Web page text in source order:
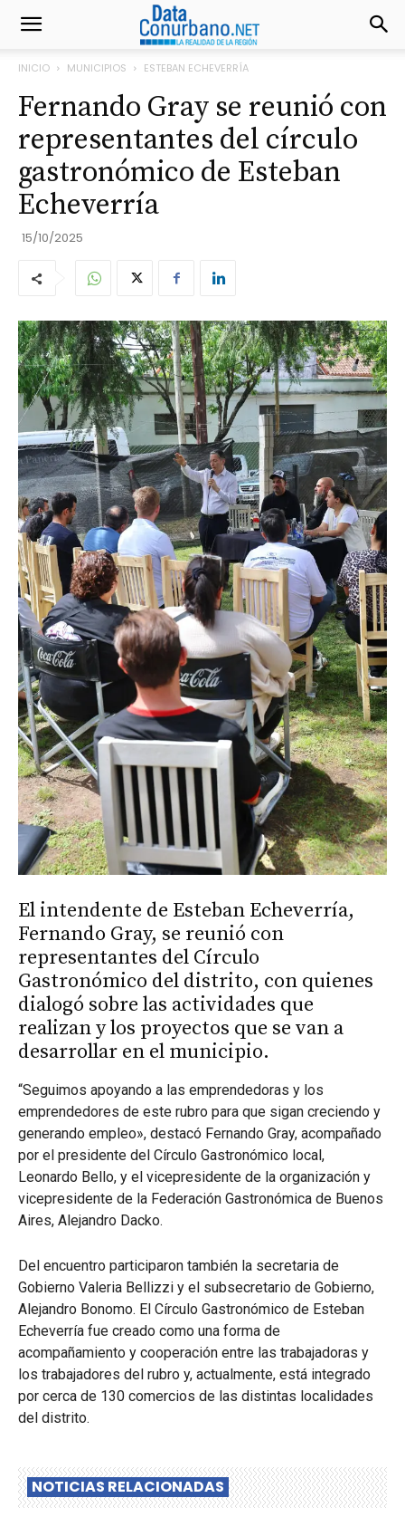
INICIO MUNICIPIOS ESTEBAN ECHEVERRÍA
Fernando Gray se reunió con
representantes del círculo
gastronómico de Esteban
Echeverría
15/10/2025
El intendente de Esteban Echeverría,
Fernando Gray, se reunió con
representantes del Círculo
Gastronómico del distrito, con quienes
dialogó sobre las actividades que
realizan y los proyectos que se van a
desarrollar en el municipio.
“Seguimos apoyando a las emprendedoras y los
emprendedores de este rubro para que sigan creciendo y
generando empleo», destacó Fernando Gray, acompañado
por el presidente del Círculo Gastronómico local,
Leonardo Bello, y el vicepresidente de la organización y
vicepresidente de la Federación Gastronómica de Buenos
Aires, Alejandro Dacko.
Del encuentro participaron también la secretaria de
Gobierno Valeria Bellizzi y el subsecretario de Gobierno,
Alejandro Bonomo. El Círculo Gastronómico de Esteban
Echeverría fue creado como una forma de
acompañamiento y cooperación entre las trabajadoras y
los trabajadores del rubro y, actualmente, está integrado
por cerca de 130 comercios de las distintas localidades
del distrito.
NOTICIAS RELACIONADAS